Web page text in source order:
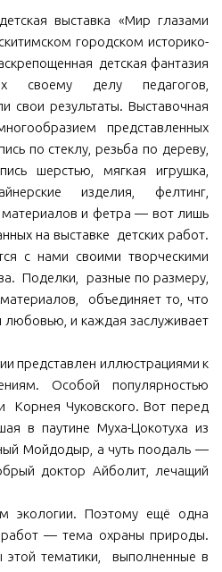
искусств»
школа»
историко-художественный
им. И.В. Коротеева
библиотечная система»
выставка «Мир глазами
городском историко-
детская фантазия
своему делу педагогов,
свои результаты. Выставочная
представленных
по стеклу, резьба по дереву,
шерстью, мягкая игрушка,
изделия, фелтинг,
материалов и фетра — вот лишь
на выставке детских работ.
с нами своими творческими
Поделки, разные по размеру,
объединяет то, что
любовью, и каждая заслуживает
представлен иллюстрациями к
Особой популярностью
Корнея Чуковского. Вот перед
в паутине Муха-Цокотуха из
Мойдодыр, а чуть поодаль —
доктор Айболит, лечащий
экологии. Поэтому ещё одна
работ — тема охраны природы.
этой тематики, выполненные в